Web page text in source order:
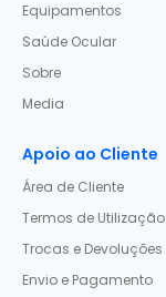
Equipamentos
Saúde Ocular
Sobre
Media
Apoio ao Cliente
Área de Cliente
Termos de Utilização
Trocas e Devoluções
Envio e Pagamento